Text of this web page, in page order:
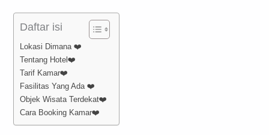
Daftar isi
Lokasi Dimana ❤️
Tentang Hotel❤️
Tarif Kamar❤️
Fasilitas Yang Ada ❤️
Objek Wisata Terdekat❤️
Cara Booking Kamar❤️